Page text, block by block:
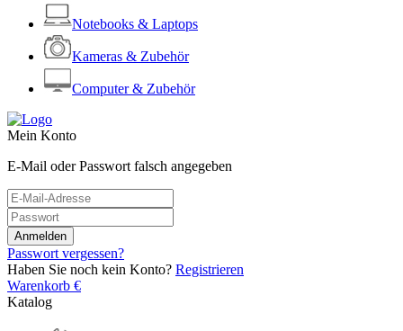
Notebooks & Laptops
Kameras & Zubehör
Computer & Zubehör
Mein Konto
E-Mail oder Passwort falsch angegeben
Passwort vergessen?
Haben Sie noch kein Konto? Registrieren
Warenkorb €
Katalog